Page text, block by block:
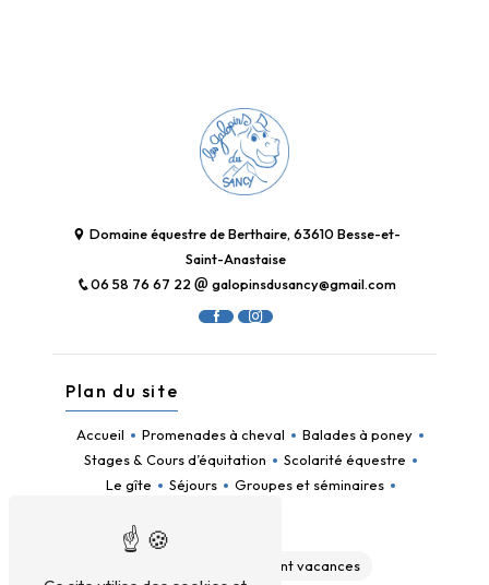
Domaine équestre de Berthaire, 63610 Besse-et-
Saint-Anastaise
06 58 76 67 22
galopinsdusancy@gmail.com
Plan du site
Accueil Promenades à cheval
Balades à poney
Stages & Cours d’équitation
Scolarité équestre
Le gîte
Séjours
Groupes et séminaires
Hébergement vacances